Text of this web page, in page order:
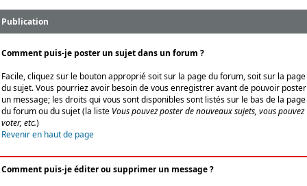
Publication
Comment puis-je poster un sujet dans un forum ?
Facile, cliquez sur le bouton approprié soit sur la page du forum, soit sur la page
du sujet. Vous pourriez avoir besoin de vous enregistrer avant de pouvoir poster
un message; les droits qui vous sont disponibles sont listés sur le bas de la page
du forum ou du sujet (la liste Vous pouvez poster de nouveaux sujets, vous pouvez
voter, etc.)
Revenir en haut de page
Comment puis-je éditer ou supprimer un message ?